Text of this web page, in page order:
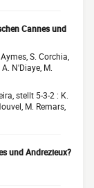
Cannes und
S. Corchia,
N'Diaye, M.
stellt 5-3-2 : K.
M. Remars,
und Andrezieux?